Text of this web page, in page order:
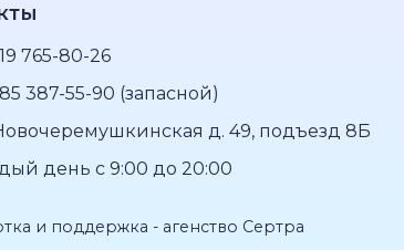
765-80-26
387-55-90 (запасной)
д. 49, подъезд 8Б
день с 9:00 до 20:00
и поддержка - агенство Сертра